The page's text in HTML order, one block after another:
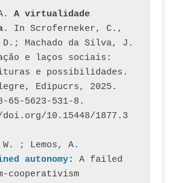
A virtualidade
. In Scroferneker, C.,
D.; Machado da Silva, J.
e laços sociais:
e possibilidades.
Edipucrs, 2025.
65-5623-531-8.
10.15448/1877.3
; Lemos, A.
autonomy: A failed
cooperativism